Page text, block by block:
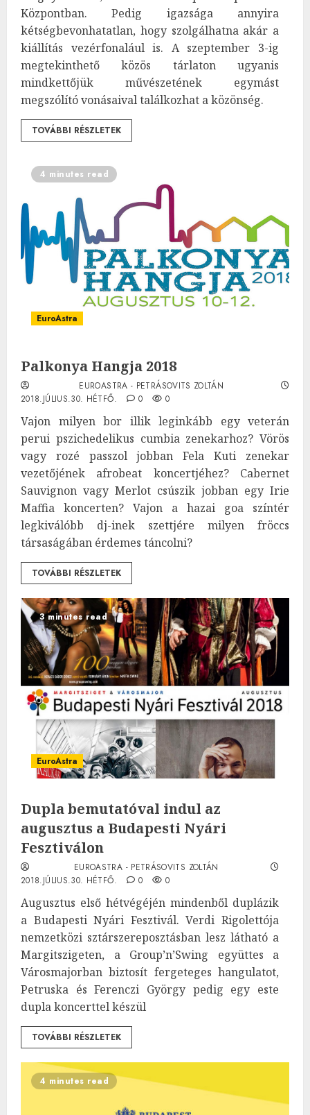
Központban. Pedig igazsága annyira
kétségbevonhatatlan, hogy szolgálhatna akár a
kiállítás vezérfonalául is. A szeptember 3-ig
megtekinthető közös tárlaton ugyanis
mindkettőjük művészetének egymást
megszólító vonásaival találkozhat a közönség.
TOVÁBBI RÉSZLETEK
4 minutes read
EuroAstra
Palkonya Hangja 2018
EUROASTRA - PETRÁSOVITS ZOLTÁN
2018.JÚLIUS.30. HÉTFŐ.
0 0
Vajon milyen bor illik leginkább egy veterán
perui pszichedelikus cumbia zenekarhoz? Vörös
vagy rozé passzol jobban Fela Kuti zenekar
vezetőjének afrobeat koncertjéhez? Cabernet
Sauvignon vagy Merlot csúszik jobban egy Irie
Maffia koncerten? Vajon a hazai goa színtér
legkiválóbb dj-inek szettjére milyen fröccs
társaságában érdemes táncolni?
TOVÁBBI RÉSZLETEK
3 minutes read
EuroAstra
Dupla bemutatóval indul az
augusztus a Budapesti Nyári
Fesztiválon
EUROASTRA - PETRÁSOVITS ZOLTÁN
2018.JÚLIUS.30. HÉTFŐ.
0 0
Augusztus első hétvégéjén mindenből duplázik
a Budapesti Nyári Fesztivál. Verdi Rigolettója
nemzetközi sztárszereposztásban lesz látható a
Margitszigeten, a Group’n’Swing együttes a
Városmajorban biztosít fergeteges hangulatot,
Petruska és Ferenczi György pedig egy este
dupla koncerttel készül
TOVÁBBI RÉSZLETEK
4 minutes read